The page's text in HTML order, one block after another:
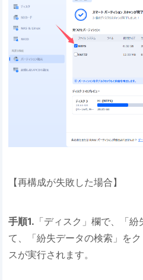
【再構成が失敗した場合】
手順1. 「ディスク」欄で、「
て、「紛失データの検索」を
スが実行されます。